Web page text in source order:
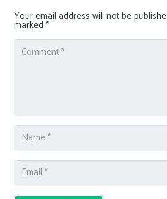
Your email address will not be
marked *